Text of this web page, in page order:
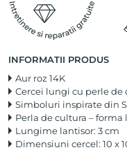
INFORMATII PRODUS
Aur roz 14K
Cercei lungi cu perle de
Simboluri inspirate din
Perla de cultura –
Lungime lantisor: 3 cm
Dimensiuni cercel: 10 x